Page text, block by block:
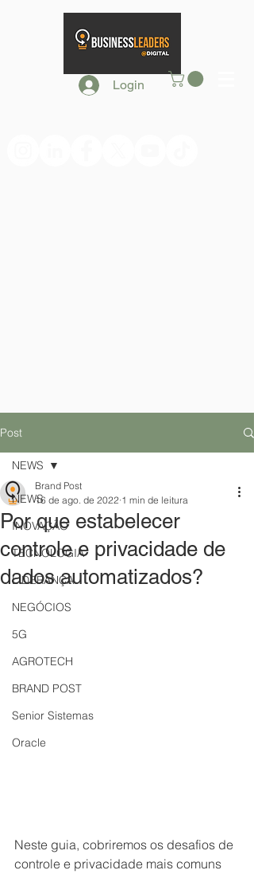
Login
Post
NEWS
INOVAÇÃO
TECNOLOGIA
LIDERANÇA
NEGÓCIOS
5G
AGROTECH
BRAND POST
Senior Sistemas
Oracle
NEWS
Por que estabelecer
controle e privacidade de
dados automatizados?
Brand Post
16 de ago. de 2022 1 min de leitura
Neste guia, cobriremos os desafios de
controle e privacidade mais comuns